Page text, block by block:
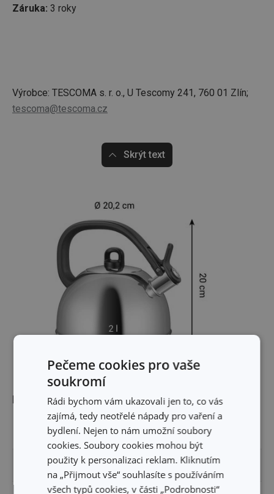
Záruka: 3 roky
Výrobce: TESCOMA s. r. o., U Tescomy 241, 760 01 Zlín;
tescoma@tescoma.cz
Skrýt text
Rozměry
OBJEM (L)
VÝŠKA PRODUKTU (CM)
Pečeme cookies pro vaše
soukromí
Rádi bychom vám ukazovali jen to, co vás
zajímá, tedy neotřelé nápady pro vaření a
bydlení. Nejen to nám umožní soubory
cookies. Soubory cookies mohou být
použity k personalizaci reklam. Kliknutím
na „Přijmout vše“ souhlasíte s používáním
všech typů cookies, v části „Podrobnosti“